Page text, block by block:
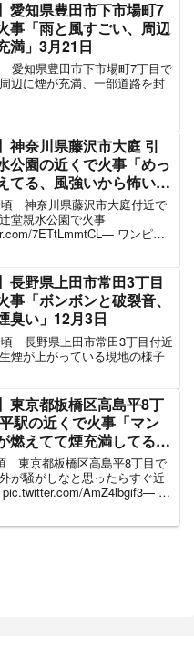
愛知県豊田市下市場町7
事「雨と風すごい、周辺
満」3月21日
愛知県豊田市下市場町7丁目で
辺に煙が充満、一部道路を封
神奈川県藤沢市大庭 引
公園の近くで火事「めっ
てる、風強いから怖い」
月16日
神奈川県藤沢市大庭付近で
堂親水公園で火事
7ETtLmmtCL— ワンピの
長野県上田市常田3丁目
事「ボンボンと破裂音、
臭い」12月3日
頃 長野県上田市常田3丁目付近
煙が上がっている現地の様子
東京都板橋区高島平8丁
駅の近くで火事「マン
燃えてて煙充満してる」
東京都板橋区高島平8丁目で
が騒がしなと思ったらすぐ近
pic.twitter.com/AmZ4lbgif3— ポ